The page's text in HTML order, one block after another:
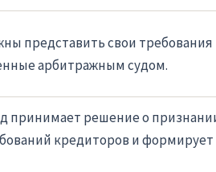
представить свои требования
арбитражным судом.
принимает решение о
кредиторов и формирует